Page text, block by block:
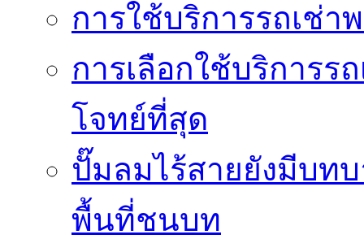
การใช้บริการรถเช่
การเลือกใช้บริการร
โจทย์ที่สุด
ปั๊มลมไร้สายยังมีบท
พื้นที่ชนบท